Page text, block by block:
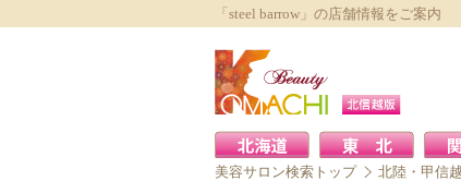
「steel barrow」の店舗情報をご案内
美容サロン検索トップ 北陸・甲信